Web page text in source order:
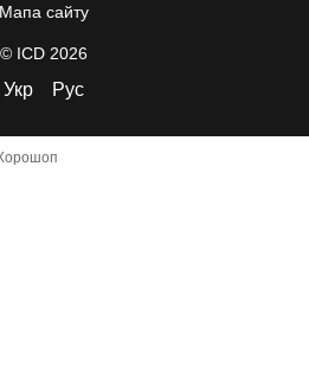
Мапа сайту
© ICD 2026
Укр Рус